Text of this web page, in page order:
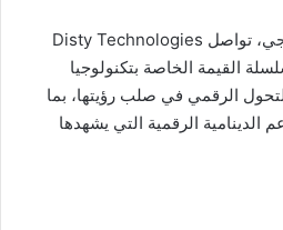
وبفضل هذا التموقع الاستراتيجي، تواصل Disty Technologies
القيمة الخاصة بتكنولوجيا
الرقمي في صلب رؤيتها، بما
الدينامية الرقمية التي يشهدها